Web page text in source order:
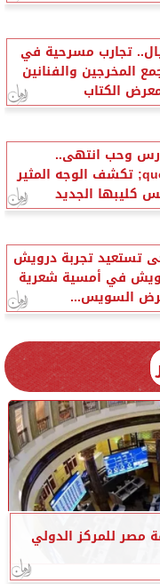
تجارب مسرحية في
المخرجين والفنانين
الكتاب
وحب انتهى..
quot;ياليناquot; تكشف الوجه المثير
كليبها الجديد
تستعيد تجربة درويش
في أمسية شعرية
السويس...
مصر للمركز الدولي